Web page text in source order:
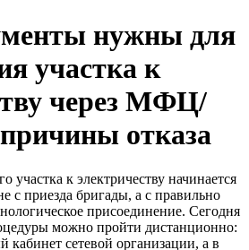
нужны для
участка к
через МФЦ/
отказа
участка к электричеству начинается
с приезда бригады, а с правильно
присоединение. Сегодня
можно пройти дистанционно:
кабинет сетевой организации, а в